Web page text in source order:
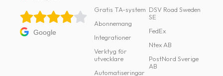
Google
Gratis TA-system
Abonnemang
Integrationer
Verktyg för
utvecklare
Automatiseringar
DSV Road Sweden
SE
FedEx
Ntex AB
PostNord Sverige
AB